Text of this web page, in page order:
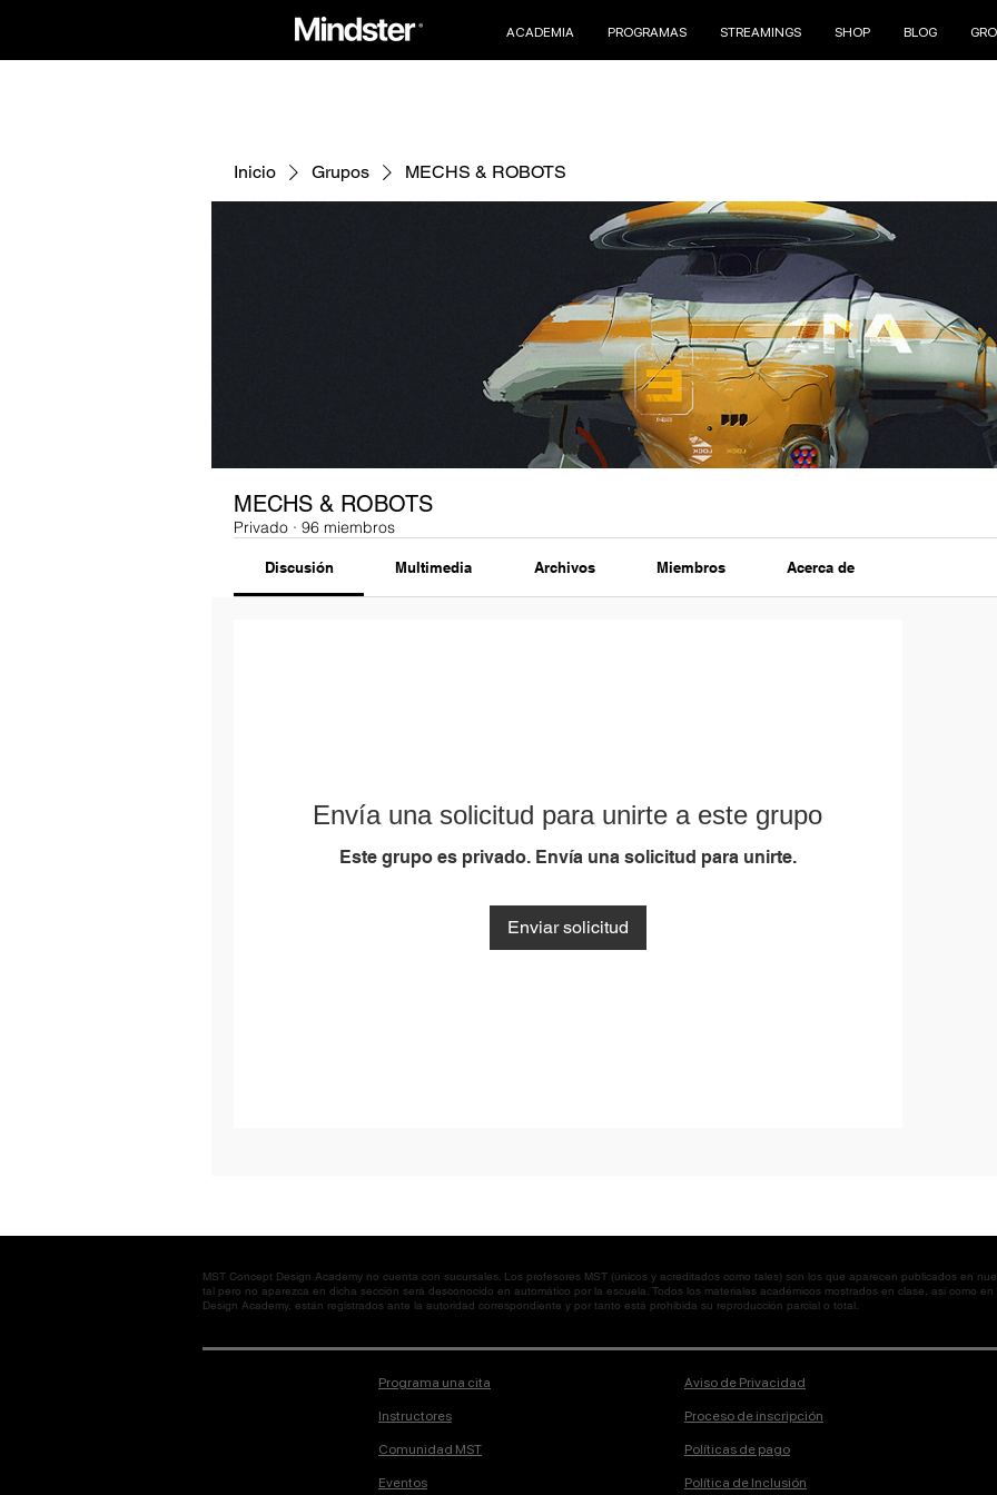
ACADEMIA PROGRAMAS STREAMINGS SHOP BLOG
Inicio Grupos MECHS & ROBOTS
MECHS & ROBOTS
Privado · 96 miembros
Discusión Multimedia Archivos Miembros Acerca de
Envía una solicitud para unirte a este grupo
Este grupo es privado. Envía una solicitud para unirte.
Enviar solicitud
MST Concept Design Academy no cuenta con sucursales. Los profesores MST (únicos y acreditados como tales) son los que aparecen publicados en
tal pero no aparezca en dicha sección será desconocido en automático por la escuela. Todos los materiales académicos mostrados en clase, así como
Design Academy, están registrados ante la autoridad correspondiente y por tanto está prohibida su reproducción parcial o total.
Programa una cita
Instructores
Comunidad MST
Eventos
Aviso de Privacidad
Proceso de inscripción
Políticas de pago
Política de Inclusión